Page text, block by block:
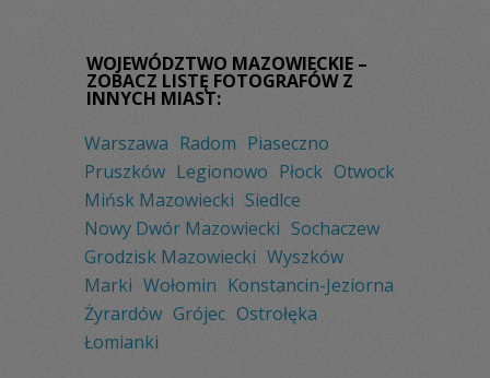
WOJEWÓDZTWO MAZOWIECKIE –
ZOBACZ LISTĘ FOTOGRAFÓW Z
INNYCH MIAST:
Warszawa Radom Piaseczno
Pruszków Legionowo Płock Otwock
Mińsk Mazowiecki Siedlce
Nowy Dwór Mazowiecki Sochaczew
Grodzisk Mazowiecki Wyszków
Marki Wołomin Konstancin-Jeziorna
Żyrardów Grójec Ostrołęka
Łomianki